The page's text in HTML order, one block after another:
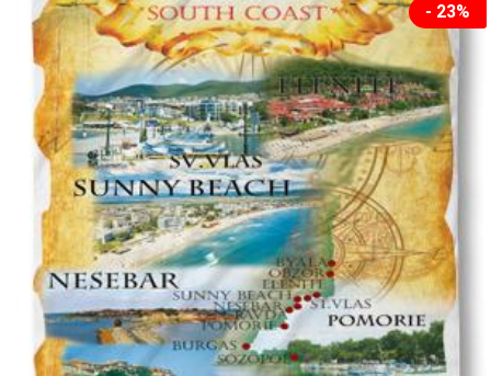
- 23%